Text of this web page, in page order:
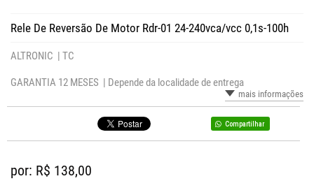
Rele De Reversão De Motor Rdr-01 24-240vca/vcc 0,1s-100h
ALTRONIC | TC
GARANTIA 12 MESES | Depende da localidade de entrega
mais informações
Compartilhar
por: R$ 138,00